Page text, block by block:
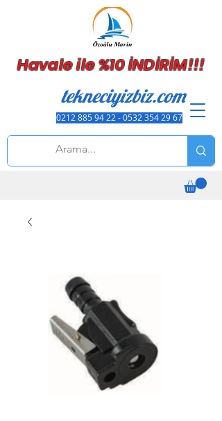
tekneciyizbiz.com
0212 885 94 22 - 0532 354 29 67
Havale ile %10 İNDİRİM!!!